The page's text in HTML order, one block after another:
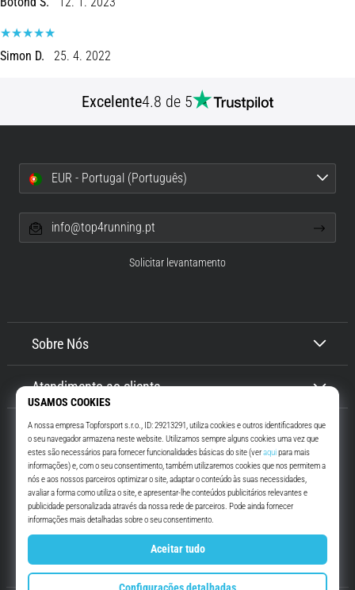
Simon D. 25. 4. 2022
Excelente4.8 de 5
Top4Running.pt
Há mais de 16 anos que te motivamos a saíres de casa e correres. Mais
rápido. Connosco. Todos os dias.
InstagramYouTube
Sobre Nós
Atendimento ao cliente
EUR - Portugal (Português)
info@top4running.pt
Solicitar levantamento